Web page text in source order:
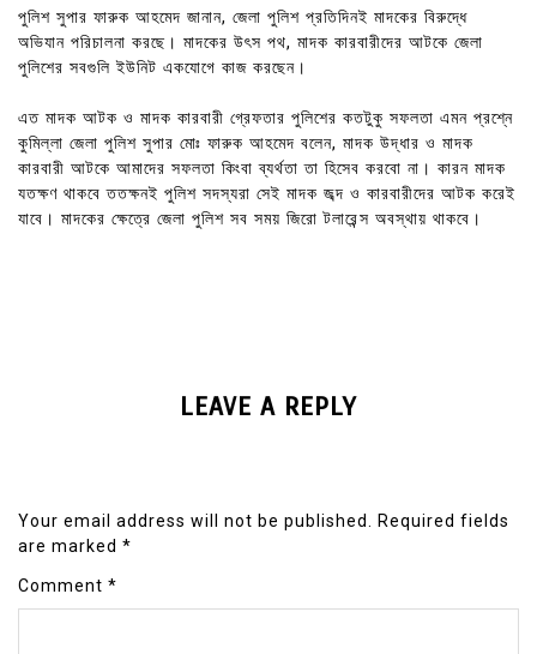
পুলিশ সুপার ফারুক আহমেদ জানান, জেলা পুলিশ প্রতিদিনই মাদকের বিরুদ্ধে
অভিযান পরিচালনা করছে। মাদকের উৎস পথ, মাদক কারবারীদের আটকে জেলা
পুলিশের সবগুলি ইউনিট একযোগে কাজ করছেন।
এত মাদক আটক ও মাদক কারবারী গ্রেফতার পুলিশের কতটুকু সফলতা এমন প্রশ্নে
কুমিল্লা জেলা পুলিশ সুপার মোঃ ফারুক আহমেদ বলেন, মাদক উদ্ধার ও মাদক
কারবারী আটকে আমাদের সফলতা কিংবা ব্যর্থতা তা হিসেব করবো না। কারন মাদক
যতক্ষণ থাকবে ততক্ষনই পুলিশ সদস্যরা সেই মাদক জব্দ ও কারবারীদের আটক করেই
যাবে। মাদকের ক্ষেত্রে জেলা পুলিশ সব সময় জিরো টলারেন্স অবস্থায় থাকবে।
LEAVE A REPLY
Your email address will not be published.
Required fields
are marked *
Comment *